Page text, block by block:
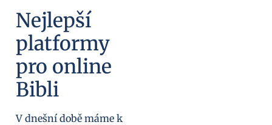
Nejlepší
platformy
pro online
Bibli
V dnešní době máme k